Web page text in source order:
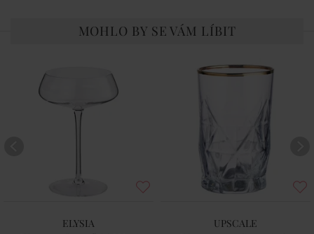
MOHLO BY SE VÁM LÍBIT
ELYSIA UPSCALE